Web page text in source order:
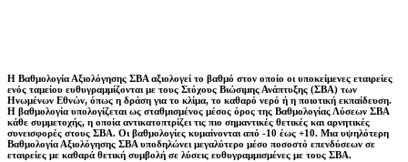
Η Βαθμολογία Αξιολόγησης ΣΒΑ αξιολογεί το βαθμό στον οποίο οι υποκείμενες εταιρείες
ενός ταμείου ευθυγραμμίζονται με τους Στόχους Βιώσιμης Ανάπτυξης (ΣΒΑ) των
Ηνωμένων Εθνών, όπως η δράση για το κλίμα, το καθαρό νερό ή η ποιοτική εκπαίδευση.
Η βαθμολογία υπολογίζεται ως σταθμισμένος μέσος όρος της Βαθμολογίας Λύσεων ΣΒΑ
κάθε συμμετοχής, η οποία αντικατοπτρίζει τις πιο σημαντικές θετικές και αρνητικές
συνεισφορές στους ΣΒΑ. Οι βαθμολογίες κυμαίνονται από -10 έως +10. Μια υψηλότερη
Βαθμολογία Αξιολόγησης ΣΒΑ υποδηλώνει μεγαλύτερο μέσο ποσοστό επενδύσεων σε
εταιρείες με καθαρά θετική συμβολή σε λύσεις ευθυγραμμισμένες με τους ΣΒΑ.